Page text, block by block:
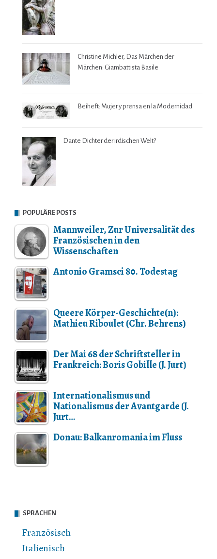
Christine Michler, Das Märchen der
Märchen: Giambattista Basile
Beiheft: Mujer y prensa en la Modernidad
Dante Dichter der irdischen Welt?
POPULÄRE POSTS
Mannweiler, Zur Universalität des
Französischen in den
Wissenschaften
Antonio Gramsci 80. Todestag
Queere Körper-Geschichte(n):
Mathieu Riboulet (Chr. Behrens)
Der Mai 68 der Schriftsteller in
Frankreich: Boris Gobille (J. Jurt)
Internationalismus und
Nationalismus der Avantgarde (J.
Jurt…
Donau: Balkanromania im Fluss
SPRACHEN
Französisch
Italienisch